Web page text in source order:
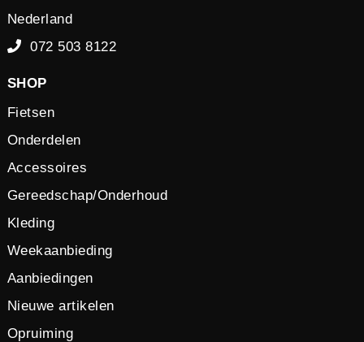
Nederland
072 503 8122
SHOP
Fietsen
Onderdelen
Accessoires
Gereedschap/Onderhoud
Kleding
Weekaanbieding
Aanbiedingen
Nieuwe artikelen
Opruiming